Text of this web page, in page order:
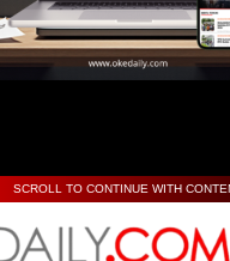
SCROLL TO CONTINUE WITH